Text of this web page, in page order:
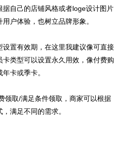
自己的店铺风格或者loge设计图片
户体验，也树立品牌形象。
置有效期，在这里我建议像可直接
类型可以设置永久用效，像付费购
卡或季卡。
领取/满足条件领取，商家可以根据
满足不同的需求。